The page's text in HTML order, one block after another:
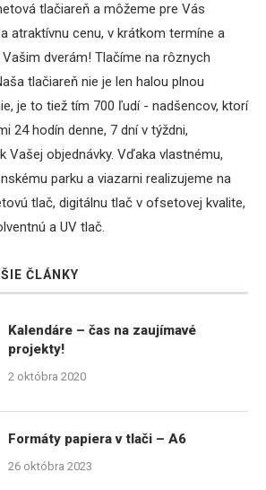
tlačiareň a môžeme pre Vás
atraktívnu cenu, v krátkom termíne a
dverám! Tlačíme na rôznych
tlačiareň nie je len halou plnou
je to tiež tím 700 ľudí - nadšencov, ktorí
24 hodín denne, 7 dní v týždni,
Vašej objednávky. Vďaka vlastnému,
parku a viazarni realizujeme na
tlač, digitálnu tlač v ofsetovej kvalite,
a UV tlač.
ČLÁNKY
Kalendáre – čas na zaujímavé
projekty!
2 októbra 2020
Formáty papiera v tlači – A6
26 októbra 2023